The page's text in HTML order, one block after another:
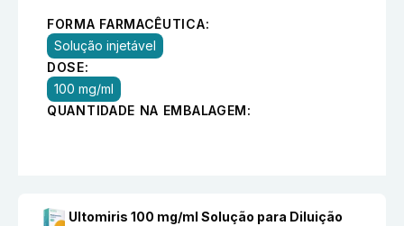
FORMA FARMACÊUTICA:
Solução injetável
DOSE:
100 mg/ml
QUANTIDADE NA EMBALAGEM:
Ultomiris 100 mg/ml Solução para Diluição